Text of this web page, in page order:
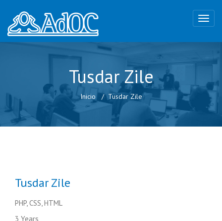
Tusdar Zile
Inicio Tusdar Zile
Tusdar Zile
PHP, CSS, HTML
3 Years